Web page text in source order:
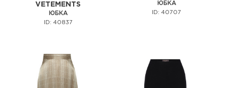
VETEMENTS
ЮБКА
ID: 40837
ЮБКА
ID: 40707